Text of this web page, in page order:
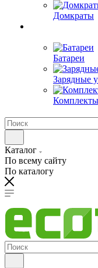
Домкраты
Батареи
Зарядные
Каталог
По всему сайту
По каталогу